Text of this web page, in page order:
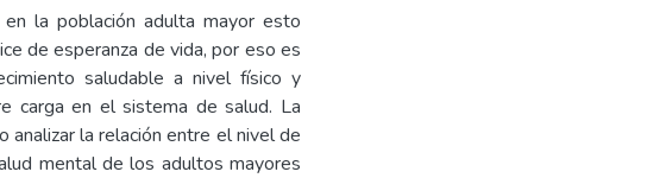
la población adulta mayor esto
de esperanza de vida, por eso es
saludable a nivel físico y
carga en el sistema de salud. La
la relación entre el nivel de
mental de los adultos mayores